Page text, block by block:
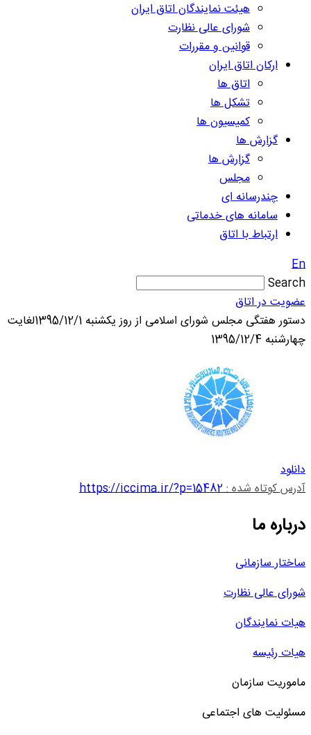
هیئت نمایندگان اتاق ایران
شورای عالی نظارت
قوانین و مقررات
ارکان اتاق ایران
اتاق ها
تشکل ها
کمیسیون ها
گزارش ها
گزارش ها
مجلس
چندرسانه ای
سامانه های خدماتی
ارتباط با اتاق
En
Search
عضویت در اتاق
دستور هفتگی مجلس شورای اسلامی از روز یکشنبه 1395/12/1لغایت
چهارشنبه 1395/12/4
دانلود
آدرس کوتاه شده :https://iccima.ir/?p=15482
درباره ما
ساختار سازمانی
شورای عالی نظارت
هیات نمایندگان
هیات رئیسه
ماموریت سازمان
مسئولیت های اجتماعی